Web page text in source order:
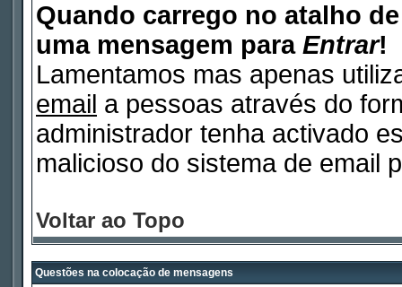
Quando carrego no atalho
uma mensagem para Entrar!
Lamentamos mas apenas
email a pessoas através do
administrador tenha activado
malicioso do sistema de email
Voltar ao Topo
Questões na colocação de mensagens